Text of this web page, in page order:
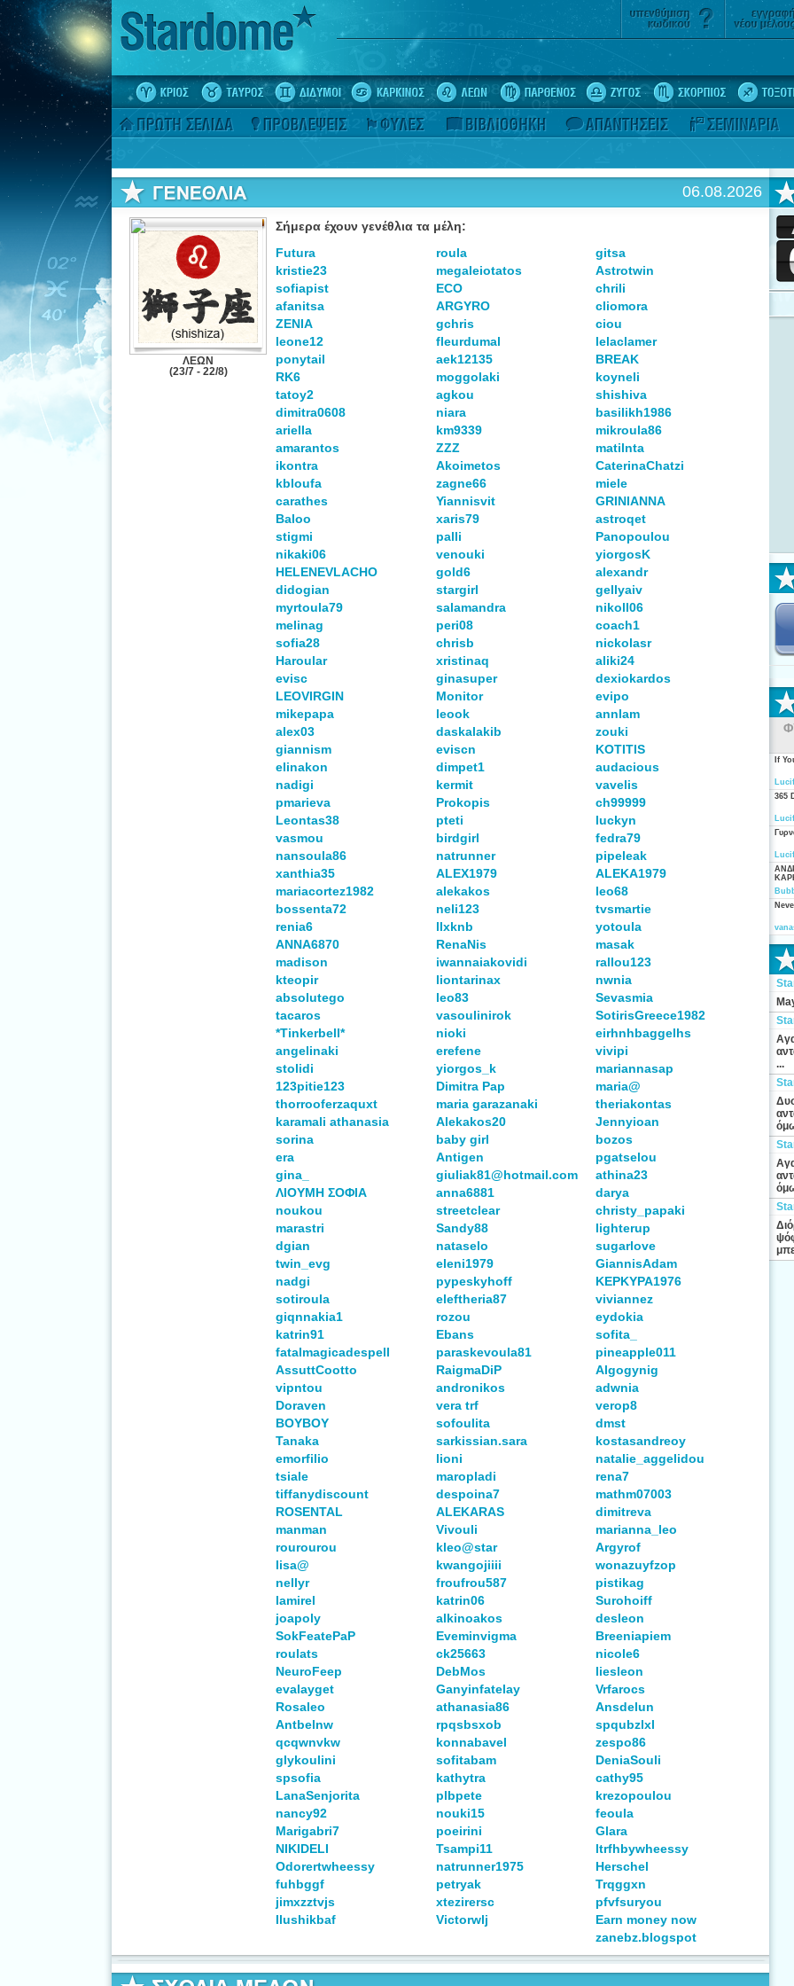
06.08.2026
ΛΕΩΝ
(23/7 - 22/8)
Σήμερα έχουν γενέθλια τα μέλη:
Futura
roula
gitsa
kristie23
megaleiotatos
Astrotwin
sofiapist
ECO
chrili
afanitsa
ARGYRO
cliomora
ZENIA
gchris
ciou
leone12
fleurdumal
lelaclamer
ponytail
aek12135
BREAK
RK6
moggolaki
koyneli
tatoy2
agkou
shishiva
dimitra0608
niara
basilikh1986
ariella
km9339
mikroula86
amarantos
ZZZ
matilnta
ikontra
Akoimetos
CaterinaChatzi
kbloufa
zagne66
miele
carathes
Yiannisvit
GRINIANNA
Baloo
xaris79
astroqet
stigmi
palli
Panopoulou
nikaki06
venouki
yiorgosK
HELENEVLACHO
gold6
alexandr
didogian
stargirl
gellyaiv
myrtoula79
salamandra
nikoll06
melinag
peri08
coach1
sofia28
chrisb
nickolasr
Haroular
xristinaq
aliki24
evisc
ginasuper
dexiokardos
LEOVIRGIN
Monitor
evipo
mikepapa
leook
annlam
alex03
daskalakib
zouki
giannism
eviscn
KOTITIS
elinakon
dimpet1
audacious
nadigi
kermit
vavelis
pmarieva
Prokopis
ch99999
Leontas38
pteti
luckyn
vasmou
birdgirl
fedra79
nansoula86
natrunner
pipeleak
xanthia35
ALEX1979
ALEKA1979
mariacortez1982
alekakos
leo68
bossenta72
neli123
tvsmartie
renia6
llxknb
yotoula
ANNA6870
RenaNis
masak
madison
iwannaiakovidi
rallou123
kteopir
liontarinax
nwnia
absolutego
leo83
Sevasmia
tacaros
vasoulinirok
SotirisGreece1982
*Tinkerbell*
nioki
eirhnhbaggelhs
angelinaki
erefene
vivipi
stolidi
yiorgos_k
mariannasap
123pitie123
Dimitra Pap
maria@
thorrooferzaquxt
maria garazanaki
theriakontas
karamali athanasia
Alekakos20
Jennyioan
sorina
baby girl
bozos
era
Antigen
pgatselou
gina_
giuliak81@hotmail.com
athina23
ΛΙΟΥΜΗ ΣΟΦΙΑ
anna6881
darya
noukou
streetclear
christy_papaki
marastri
Sandy88
lighterup
dgian
nataselo
sugarlove
twin_evg
eleni1979
GiannisAdam
nadgi
pypeskyhoff
ΚΕΡΚΥΡΑ1976
sotiroula
eleftheria87
viviannez
giqnnakia1
rozou
eydokia
katrin91
Ebans
sofita_
fatalmagicadespell
paraskevoula81
pineapple011
AssuttCootto
RaigmaDiP
Algogynig
vipntou
andronikos
adwnia
Doraven
vera trf
verop8
BOYBOY
sofoulita
dmst
Tanaka
sarkissian.sara
kostasandreoy
emorfilio
lioni
natalie_aggelidou
tsiale
maropladi
rena7
tiffanydiscount
despoina7
mathm07003
ROSENTAL
ALEKARAS
dimitreva
manman
Vivouli
marianna_leo
rourourou
kleo@star
Argyrof
lisa@
kwangojiiii
wonazuyfzop
nellyr
froufrou587
pistikag
lamirel
katrin06
Surohoiff
joapoly
alkinoakos
desleon
SokFeatePaP
Eveminvigma
Breeniapiem
roulats
ck25663
nicole6
NeuroFeep
DebMos
liesleon
evalayget
Ganyinfatelay
Vrfarocs
Rosaleo
athanasia86
Ansdelun
Antbelnw
rpqsbsxob
spqubzlxl
qcqwnvkw
konnabavel
zespo86
glykoulini
sofitabam
DeniaSouli
spsofia
kathytra
cathy95
LanaSenjorita
plbpete
krezopoulou
nancy92
nouki15
feoula
Marigabri7
poeirini
Glara
NIKIDELI
Tsampi11
ltrfhbywheessy
Odorertwheessy
natrunner1975
Herschel
fuhbggf
petryak
Trqggxn
jimxzztvjs
xtezirersc
pfvfsuryou
Ilushikbaf
Victorwlj
Earn money now
zanebz.blogspot
If
365
...